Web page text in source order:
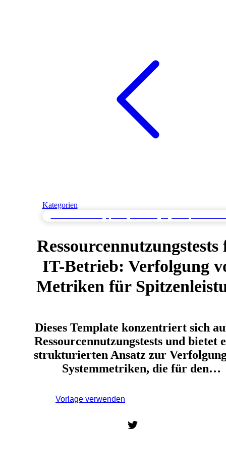
Kategorien
IT-Betrieb: Verfolgung
Metriken für
Dieses Template konzentriert sich
Ressourcennutzungstests und bietet
strukturierten Ansatz zur
Systemmetriken, die für den…
Vorlage verwenden